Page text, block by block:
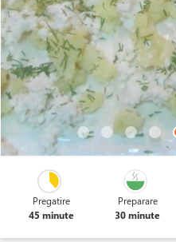
Pregatire
45 minute
Preparare
30 minute